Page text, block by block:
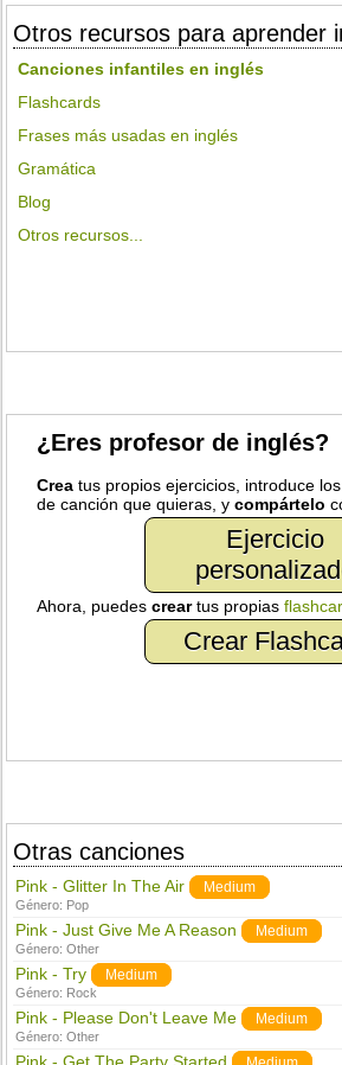
Otros recursos para aprender
Canciones infantiles en inglés
Flashcards
Frases más usadas en inglés
Gramática
Blog
Otros recursos...
¿Eres profesor de inglés?
Crea tus propios ejercicios, introduce
de canción que quieras, ycompártelo
Ejercicio
Ahora, puedescreartus propias
Crear
Otras canciones
Pink - Glitter In The Air Medium
Género: Pop
Pink - Just Give Me A Reason Medium
Género:Other
Pink - Try Medium
Género: Rock
Pink - Please Don't Leave Me Medium
Género:Other